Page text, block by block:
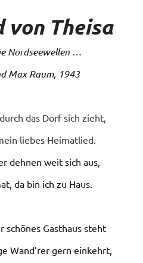
Theisa
Nordseewellen …
Max Raum, 1943
das Dorf sich zieht,
liebes Heimatlied.
dehnen weit sich aus,
da bin ich zu Haus.
schönes Gasthaus steht
Wand’rer gern einkehrt,